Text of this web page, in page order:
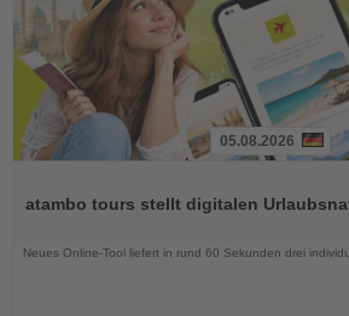
die
05.08.2026
atambo tours stellt digitalen
Neues Online-Tool liefert in rund 60 Sekunden drei